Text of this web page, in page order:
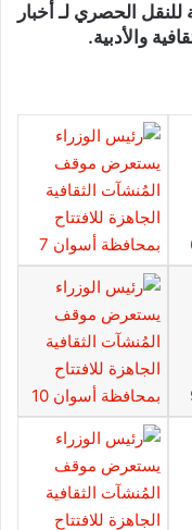
للنقل الحصري لـ أخبار
والأدبية.